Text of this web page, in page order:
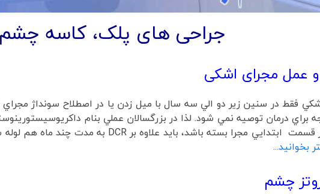
جراحی های پلک، کاسه
عمل مجرای اشکی
فقط در سنين زير دو الي سه سال با ميل زدن يا در اصطلاح سونداژ
بخوانید...
چشم